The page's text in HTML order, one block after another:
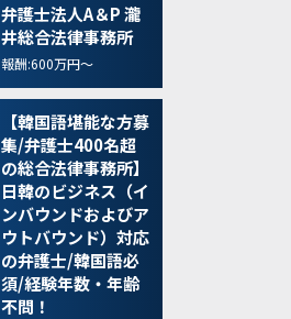
弁護士法人A＆P 瀧
井総合法律事務所
報酬:600万円～
【韓国語堪能な方募
集/弁護士400名超
の総合法律事務所】
日韓のビジネス（イ
ンバウンドおよびア
ウトバウンド）対応
の弁護士/韓国語必
須/経験年数・年齢
不問！